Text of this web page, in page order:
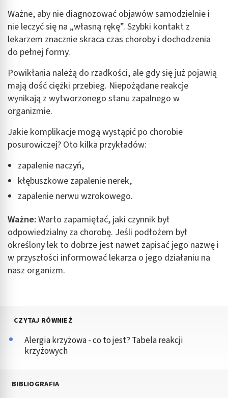
Ważne, aby nie diagnozować objawów samodzielnie i
nie leczyć się na „własną rękę”. Szybki kontakt z
lekarzem znacznie skraca czas choroby i dochodzenia
do pełnej formy.
Powikłania należą do rzadkości, ale gdy się już pojawią
mają dość ciężki przebieg. Niepożądane reakcje
wynikają z wytworzonego stanu zapalnego w
organizmie.
Jakie komplikacje mogą wystąpić po chorobie
posurowiczej? Oto kilka przykładów:
zapalenie naczyń,
kłębuszkowe zapalenie nerek,
zapalenie nerwu wzrokowego.
Ważne:Warto zapamiętać, jaki czynnik był
odpowiedzialny za chorobę. Jeśli podłożem był
określony lek to dobrze jest nawet zapisać jego nazwę i
w przyszłości informować lekarza o jego działaniu na
nasz organizm.
CZYTAJ RÓWNIEŻ
Alergia krzyżowa - co to jest? Tabela reakcji
krzyżowych
BIBLIOGRAFIA